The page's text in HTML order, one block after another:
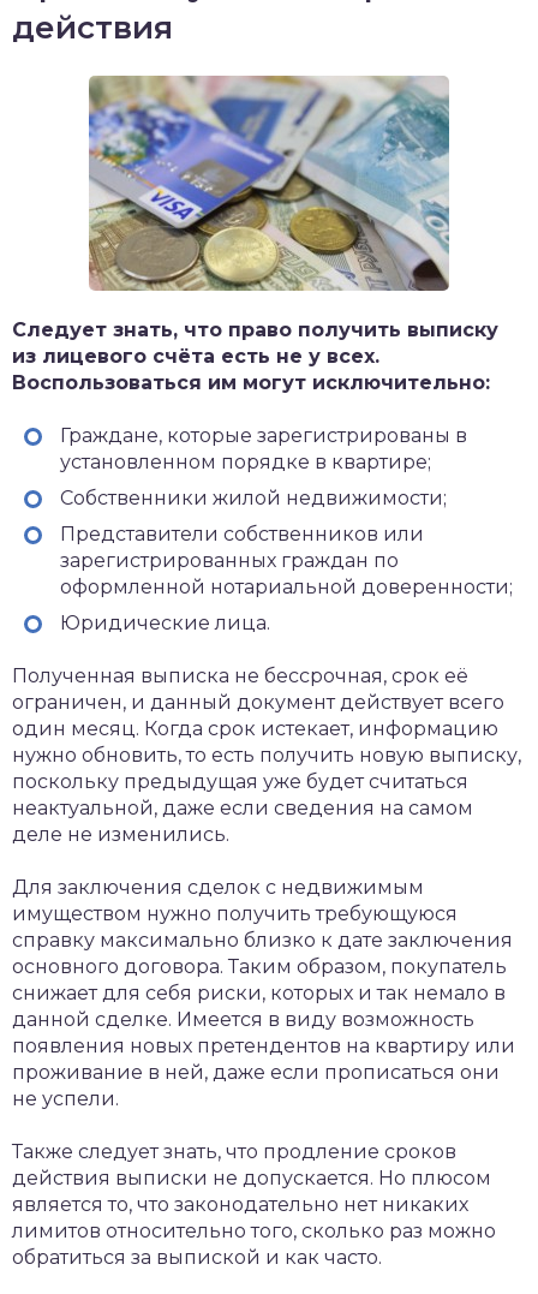
действия
Следует знать, что право получить выписку
из лицевого счёта есть не у всех.
Воспользоваться им могут исключительно:
Граждане, которые зарегистрированы в
установленном порядке в квартире;
Собственники жилой недвижимости;
Представители собственников или
зарегистрированных граждан по
оформленной нотариальной доверенности;
Юридические лица.
Полученная выписка не бессрочная, срок её
ограничен, и данный документ действует всего
один месяц. Когда срок истекает, информацию
нужно обновить, то есть получить новую выписку,
поскольку предыдущая уже будет считаться
неактуальной, даже если сведения на самом
деле не изменились.
Для заключения сделок с недвижимым
имуществом нужно получить требующуюся
справку максимально близко к дате заключения
основного договора. Таким образом, покупатель
снижает для себя риски, которых и так немало в
данной сделке. Имеется в виду возможность
появления новых претендентов на квартиру или
проживание в ней, даже если прописаться они
не успели.
Также следует знать, что продление сроков
действия выписки не допускается. Но плюсом
является то, что законодательно нет никаких
лимитов относительно того, сколько раз можно
обратиться за выпиской и как часто.